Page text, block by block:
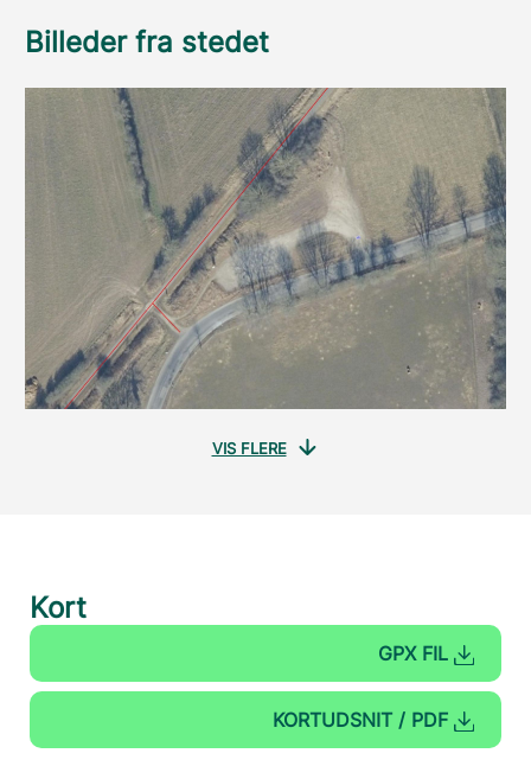
Billeder fra stedet
VIS FLERE
Kort
GPX FIL
KORTUDSNIT / PDF